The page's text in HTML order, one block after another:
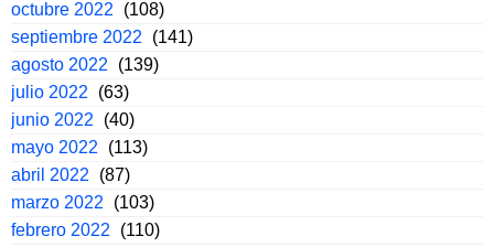
octubre 2022
(108)
septiembre 2022
(141)
agosto 2022
(139)
julio 2022
(63)
junio 2022
(40)
mayo 2022
(113)
abril 2022
(87)
marzo 2022
(103)
febrero 2022
(110)